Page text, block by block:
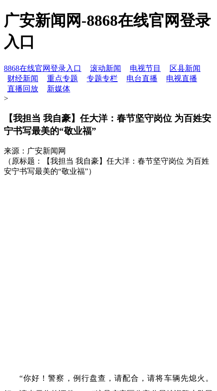
广安新闻网-8868在线官网登录
入口
8868在线官网登录入口 滚动新闻 电视节目
区县新闻
财经新闻
重点专题 专题专栏 电台直播
电视直播
直播回放
新媒体
>
【我担当 我自豪】任大洋：春节坚守岗位 为百姓安
宁书写最美的“敬业福”
来源：广安新闻网
（原标题：【我担当 我自豪】任大洋：春节坚守岗位 为百姓
安宁书写最美的“敬业福”）
“你好！警察，例行盘查，请配合，请将车辆先熄火。